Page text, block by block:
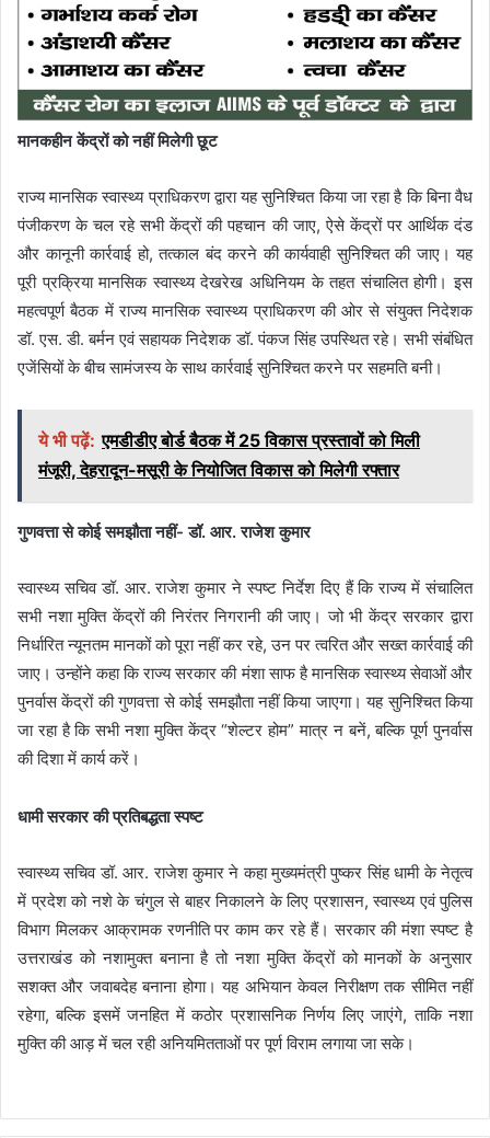
मानकहीन केंद्रों को नहीं मिलेगी छूट
राज्य मानसिक स्वास्थ्य प्राधिकरण द्वारा यह सुनिश्चित किया जा रहा है कि बिना वैध
पंजीकरण के चल रहे सभी केंद्रों की पहचान की जाए, ऐसे केंद्रों पर आर्थिक दंड
और कानूनी कार्रवाई हो, तत्काल बंद करने की कार्यवाही सुनिश्चित की जाए। यह
पूरी प्रक्रिया मानसिक स्वास्थ्य देखरेख अधिनियम के तहत संचालित होगी। इस
महत्वपूर्ण बैठक में राज्य मानसिक स्वास्थ्य प्राधिकरण की ओर से संयुक्त निदेशक
डॉ. एस. डी. बर्मन एवं सहायक निदेशक डॉ. पंकज सिंह उपस्थित रहे। सभी संबंधित
एजेंसियों के बीच सामंजस्य के साथ कार्रवाई सुनिश्चित करने पर सहमति बनी।
ये भी पढ़ें: एमडीडीए बोर्ड बैठक में 25 विकास प्रस्तावों को मिली
मंजूरी, देहरादून-मसूरी के नियोजित विकास को मिलेगी रफ्तार
गुणवत्ता से कोई समझौता नहीं- डॉ. आर. राजेश कुमार
स्वास्थ्य सचिव डॉ. आर. राजेश कुमार ने स्पष्ट निर्देश दिए हैं कि राज्य में संचालित
सभी नशा मुक्ति केंद्रों की निरंतर निगरानी की जाए। जो भी केंद्र सरकार द्वारा
निर्धारित न्यूनतम मानकों को पूरा नहीं कर रहे, उन पर त्वरित और सख्त कार्रवाई की
जाए। उन्होंने कहा कि राज्य सरकार की मंशा साफ है मानसिक स्वास्थ्य सेवाओं और
पुनर्वास केंद्रों की गुणवत्ता से कोई समझौता नहीं किया जाएगा। यह सुनिश्चित किया
जा रहा है कि सभी नशा मुक्ति केंद्र “शेल्टर होम” मात्र न बनें, बल्कि पूर्ण पुनर्वास
की दिशा में कार्य करें।
धामी सरकार की प्रतिबद्धता स्पष्ट
स्वास्थ्य सचिव डॉ. आर. राजेश कुमार ने कहा मुख्यमंत्री पुष्कर सिंह धामी के नेतृत्व
में प्रदेश को नशे के चंगुल से बाहर निकालने के लिए प्रशासन, स्वास्थ्य एवं पुलिस
विभाग मिलकर आक्रामक रणनीति पर काम कर रहे हैं। सरकार की मंशा स्पष्ट है
उत्तराखंड को नशामुक्त बनाना है तो नशा मुक्ति केंद्रों को मानकों के अनुसार
सशक्त और जवाबदेह बनाना होगा। यह अभियान केवल निरीक्षण तक सीमित नहीं
रहेगा, बल्कि इसमें जनहित में कठोर प्रशासनिक निर्णय लिए जाएंगे, ताकि नशा
मुक्ति की आड़ में चल रही अनियमितताओं पर पूर्ण विराम लगाया जा सके।